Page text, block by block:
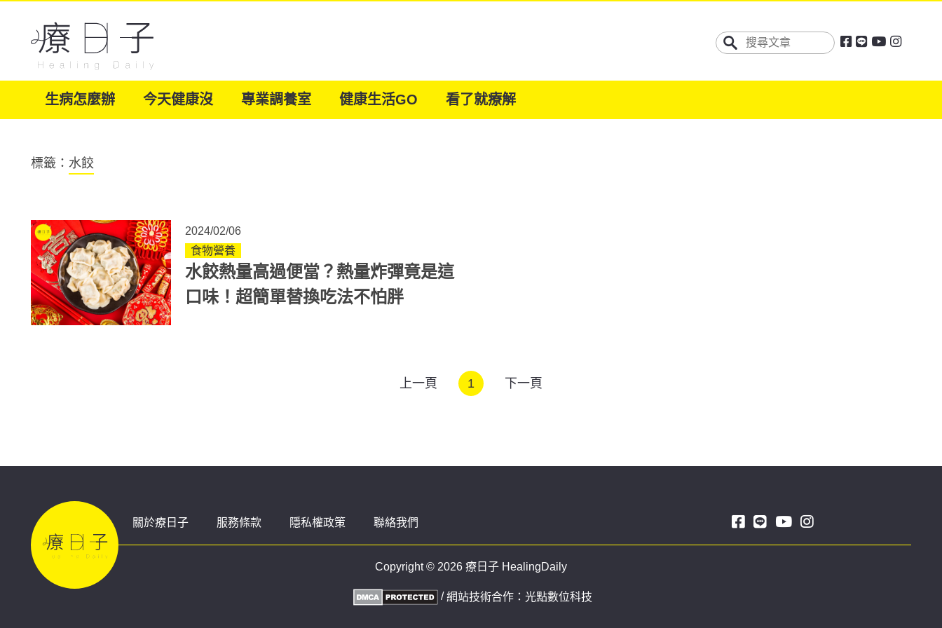
生病怎麼辦 今天健康沒 專業調養室 健康生活GO 看了就療解
標籤： 水餃
2024/02/06
食物營養
水餃熱量高過便當？熱量炸彈竟是這
口味！超簡單替換吃法不怕胖
上一頁 1 下一頁
關於療日子 服務條款 隱私權政策 聯絡我們
Copyright © 2026 療日子 HealingDaily
/網站技術合作： 光點數位科技